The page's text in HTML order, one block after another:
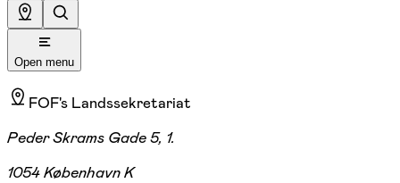
Open menu
FOF's Landssekretariat
Peder Skrams Gade 5, 1.
1054 København K